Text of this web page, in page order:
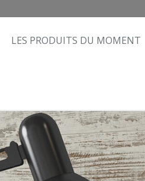
LES PRODUITS DU MOMENT